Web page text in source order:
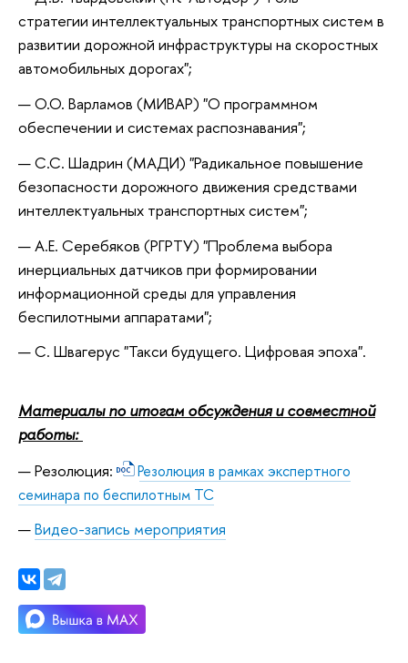
стратегии интеллектуальных транспортных систем в
развитии дорожной инфраструктуры на скоростных
автомобильных дорогах";
О.О. Варламов (МИВАР) "О программном
обеспечении и системах распознавания";
С.С. Шадрин (МАДИ) "Радикальное повышение
безопасности дорожного движения средствами
интеллектуальных транспортных систем";
А.Е. Серебяков (РГРТУ) "Проблема выбора
инерциальных датчиков при формировании
информационной среды для управления
беспилотными аппаратами";
С. Швагерус "Такси будущего. Цифровая эпоха".
Материалы по итогам обсуждения и совместной
работы:
Резолюция:
Резолюция в рамках экспертного
семинара по беспилотным ТС
Видео-запись мероприятия